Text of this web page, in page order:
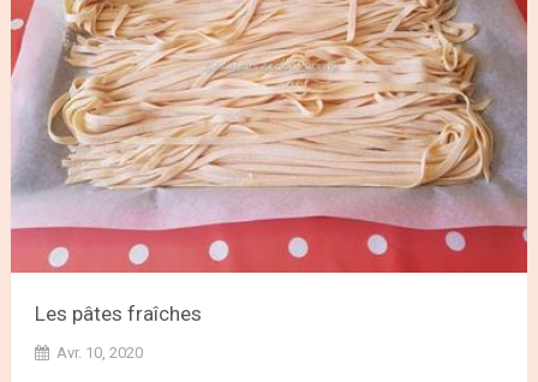
Les pâtes fraîches
Avr. 10, 2020